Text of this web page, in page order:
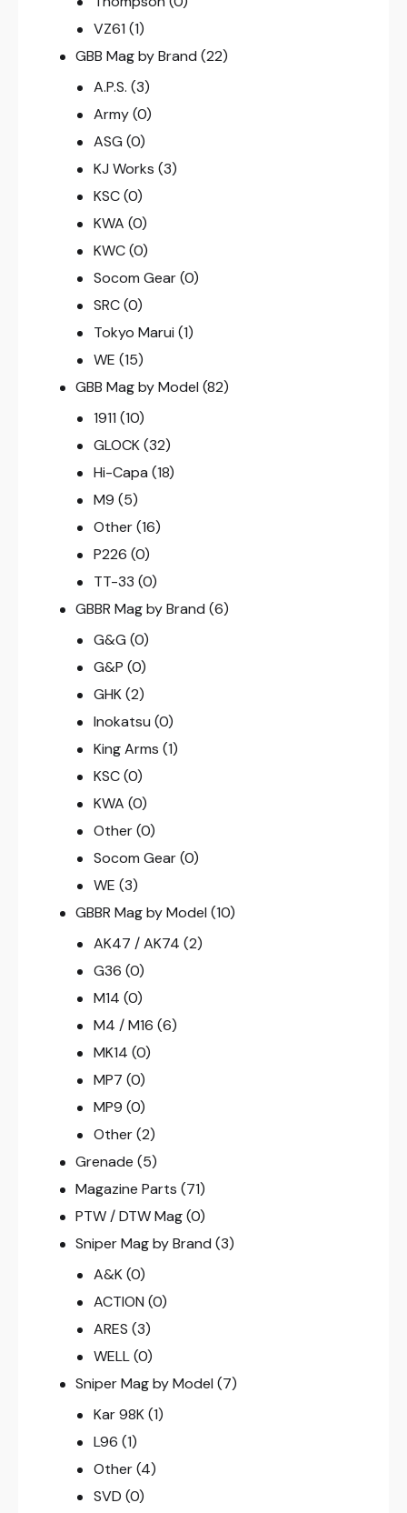
VZ61 (1)
GBB Mag by Brand (22)
A.P.S. (3)
Army (0)
ASG (0)
KJ Works (3)
KSC (0)
KWA (0)
KWC (0)
Socom Gear (0)
SRC (0)
Tokyo Marui (1)
WE (15)
GBB Mag by Model (82)
1911 (10)
GLOCK (32)
Hi-Capa (18)
M9 (5)
Other (16)
P226 (0)
TT-33 (0)
GBBR Mag by Brand (6)
G&G (0)
G&P (0)
GHK (2)
Inokatsu (0)
King Arms (1)
KSC (0)
KWA (0)
Other (0)
Socom Gear (0)
WE (3)
GBBR Mag by Model (10)
AK47 / AK74 (2)
G36 (0)
M14 (0)
M4 / M16 (6)
MK14 (0)
MP7 (0)
MP9 (0)
Other (2)
Grenade (5)
Magazine Parts (71)
PTW / DTW Mag (0)
Sniper Mag by Brand (3)
A&K (0)
ACTION (0)
ARES (3)
WELL (0)
Sniper Mag by Model (7)
Kar 98K (1)
L96 (1)
Other (4)
SVD (0)